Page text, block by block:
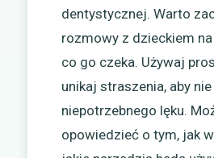
dentystycznej. Warto
rozmowy z dzieckiem
co go czeka. Używaj
unikaj straszenia, aby
niepotrzebnego lęku.
opowiedzieć o tym, jak